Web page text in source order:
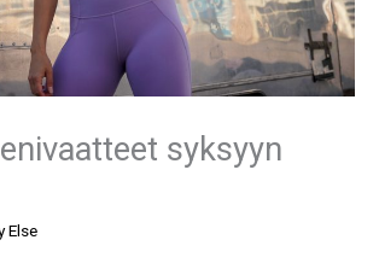
syksyyn
Else